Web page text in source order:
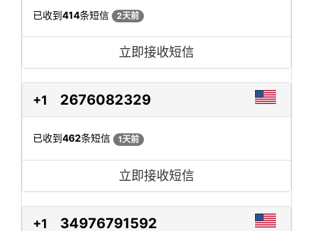
已收到414条短信 2天前
立即接收短信
+1 2676082329
已收到462条短信 1天前
立即接收短信
+1 34976791592